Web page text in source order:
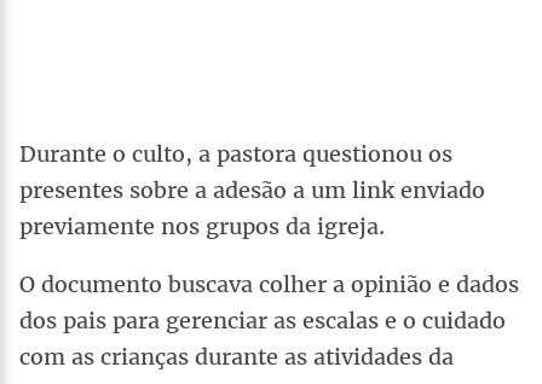
Durante o culto, a pastora questionou os
presentes sobre a adesão a um link enviado
previamente nos grupos da igreja.
O documento buscava colher a opinião e dados
dos pais para gerenciar as escalas e o cuidado
com as crianças durante as atividades da